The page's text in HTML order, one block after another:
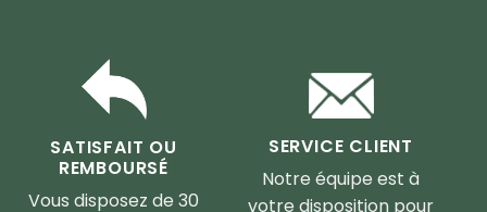
SATISFAIT OU
REMBOURSÉ
Vous disposez de 30
SERVICE CLIENT
Notre équipe est à
votre disposition pour